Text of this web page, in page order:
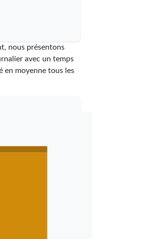
nous présentons
avec un temps
en moyenne tous les